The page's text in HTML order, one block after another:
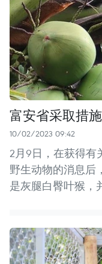
富安省采取措
10/02/2023 09:42
2月9日，在获得有
野生动物的消息后
是灰腿白臀叶猴，